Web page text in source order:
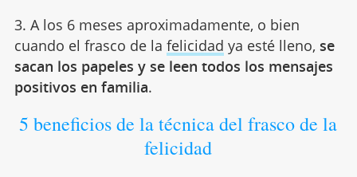
3. A los 6 meses aproximadamente, o bien
cuando el frasco de la felicidad ya esté lleno, se
sacan los papeles y se leen todos los mensajes
positivos en familia.
5 beneficios de la técnica del frasco de la
felicidad